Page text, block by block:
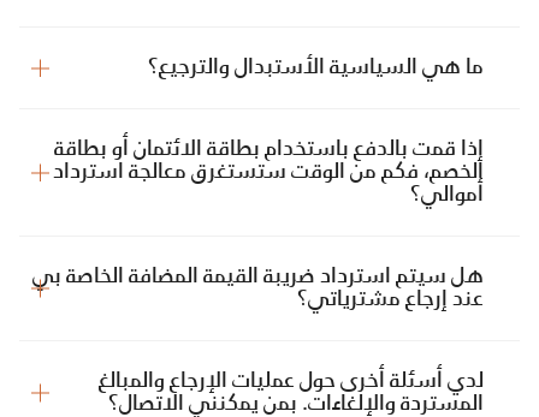
ما هي السياسية الأستبدال والترجيع؟
إذا قمت بالدفع باستخدام بطاقة الائتمان أو بطاقة
الخصم، فكم من الوقت ستستغرق معالجة استرداد
أموالي؟
هل سيتم استرداد ضريبة القيمة المضافة الخاصة بي
عند إرجاع مشترياتي؟
لدي أسئلة أخرى حول عمليات الإرجاع والمبالغ
المستردة والإلغاءات. بمن يمكنني الاتصال؟